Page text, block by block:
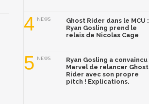
4 NEWS
Ghost Rider dans le MCU :
Ryan Gosling prend le
relais de Nicolas Cage
5 NEWS
Ryan Gosling a convaincu
Marvel de relancer Ghost
Rider avec son propre
pitch ! Explications.